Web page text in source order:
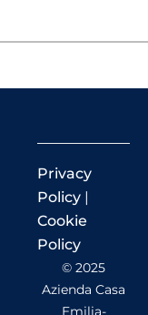
Privacy
Policy |
Cookie
Policy
© 2025
Azienda Casa
Emilia-